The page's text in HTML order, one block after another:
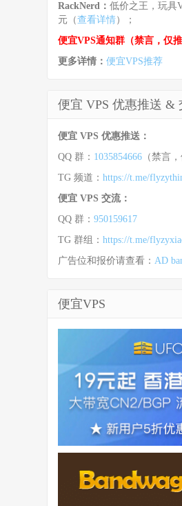
RackNerd： 低价之王，玩具
元（查看详情）；
便宜VPS通知群（禁言，仅推
更多详情： 便宜VPS推荐
便宜 VPS 优惠推送 &
便宜 VPS 优惠推送：
QQ 群： 1035854666 （禁言
TG 频道： https://t.me/
便宜 VPS 交流：
QQ 群： 950159617
TG 群组： https://t.me/
广告位和报价请查看： AD
便宜VPS